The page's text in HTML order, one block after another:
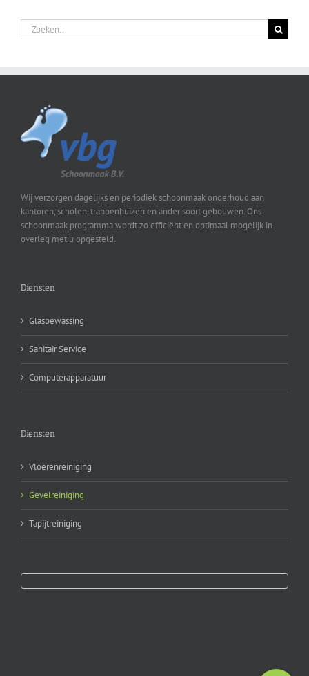
Zoeken
naar:
Wij verzorgen dagelijks en periodiek schoonmaak onderhoud aan
kantoren, scholen, trappenhuizen en ander soort gebouwen. Ons
schoonmaak programma wordt zo efficiënt en optimaal mogelijk in
overleg met u opgesteld.
Diensten
Glasbewassing
Sanitair Service
Computerapparatuur
Diensten
Vloerenreiniging
Gevelreiniging
Tapijtreiniging